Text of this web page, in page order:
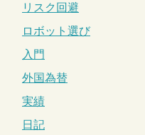
リスク回避
ロボット選び
入門
外国為替
実績
日記